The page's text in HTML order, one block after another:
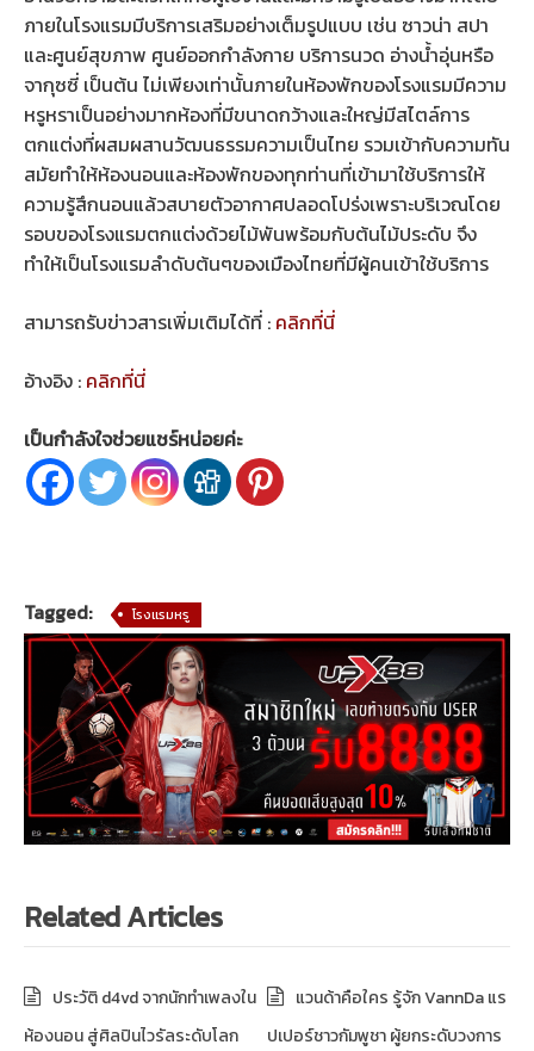
ภายในโรงแรมมีบริการเสริมอย่างเต็มรูปแบบ เช่น ซาวน่า สปา
และศูนย์สุขภาพ ศูนย์ออกกำลังกาย บริการนวด อ่างน้ำอุ่นหรือ
จากุซซี่ เป็นต้น ไม่เพียงเท่านั้นภายในห้องพักของโรงแรมมีความ
หรูหราเป็นอย่างมากห้องที่มีขนาดกว้างและใหญ่มีสไตล์การ
ตกแต่งที่ผสมผสานวัฒนธรรมความเป็นไทย รวมเข้ากับความทัน
สมัยทำให้ห้องนอนและห้องพักของทุกท่านที่เข้ามาใช้บริการให้
ความรู้สึกนอนแล้วสบายตัวอากาศปลอดโปร่งเพราะบริเวณโดย
รอบของโรงแรมตกแต่งด้วยไม้พันพร้อมกับต้นไม้ประดับ จึง
ทำให้เป็นโรงแรมลำดับต้นๆของเมืองไทยที่มีผู้คนเข้าใช้บริการ
สามารถรับข่าวสารเพิ่มเติมได้ที่ : คลิกที่นี่
อ้างอิง : คลิกที่นี่
เป็นกำลังใจช่วยแชร์หน่อยค่ะ
Tagged: โรงแรมหรู
Related Articles
ประวัติ d4vd จากนักทำเพลงใน
ห้องนอน สู่ศิลปินไวรัลระดับโลก
แวนด้าคือใคร รู้จัก VannDa แร
ปเปอร์ชาวกัมพูชา ผู้ยกระดับวงการ